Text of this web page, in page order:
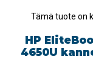
Tämä tuote on
HP
4650U